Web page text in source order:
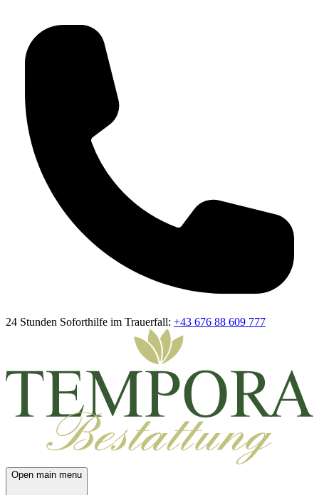
24 Stunden Soforthilfe im Trauerfall: +43 676 88 609 777
Open main menu